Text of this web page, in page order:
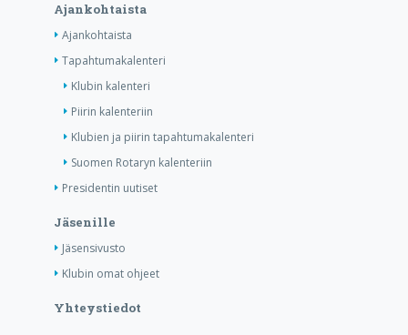
Ajankohtaista
Ajankohtaista
Tapahtumakalenteri
Klubin kalenteri
Piirin kalenteriin
Klubien ja piirin tapahtumakalenteri
Suomen Rotaryn kalenteriin
Presidentin uutiset
Jäsenille
Jäsensivusto
Klubin omat ohjeet
Yhteystiedot